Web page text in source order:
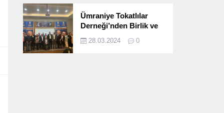
Ümraniye Tokatlılar
Derneği’nden Birlik ve
Programı
28.03.2024 0